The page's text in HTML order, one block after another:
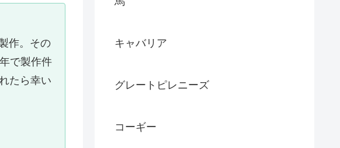
作。その
で製作件
たら幸い
キャバリア
グレートピレニーズ
コーギー